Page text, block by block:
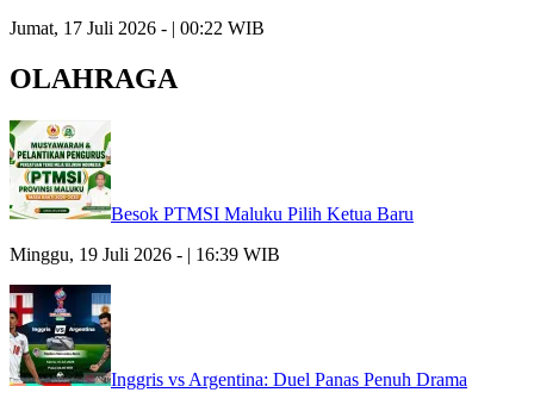
Jumat, 17 Juli 2026 - | 00:22 WIB
OLAHRAGA
Besok PTMSI Maluku Pilih Ketua Baru
Minggu, 19 Juli 2026 - | 16:39 WIB
Inggris vs Argentina: Duel Panas Penuh Drama